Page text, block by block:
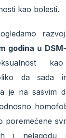
kao bolesti.
godina u
da sada
je na sasvim
poremećene
i nelagodu